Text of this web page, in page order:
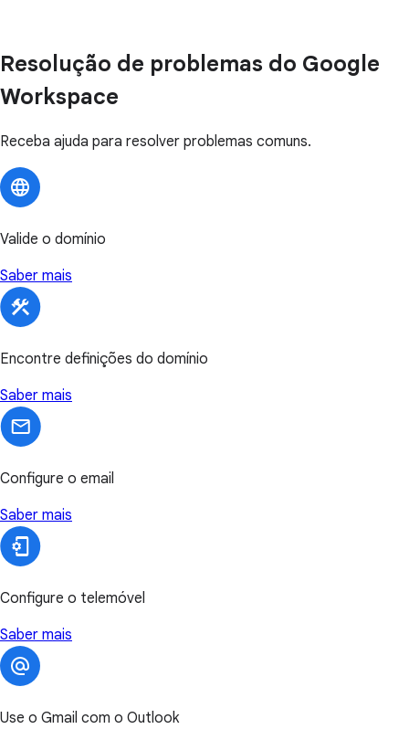
Resolução de problemas do Google
Workspace
Receba ajuda para resolver problemas comuns.
Valide o domínio
Saber mais
Encontre definições do domínio
Saber mais
Configure o email
Saber mais
Configure o telemóvel
Saber mais
Use o Gmail com o Outlook